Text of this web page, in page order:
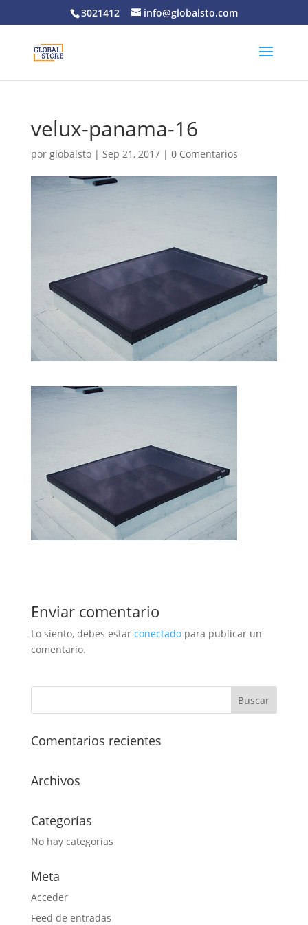
3021412 info@globalsto.com
velux-panama-16
por globalsto| Sep 21, 2017| 0 Comentarios
Enviar comentario
Lo siento, debes estar conectadopara publicar un
comentario.
Comentarios recientes
Archivos
Categorías
No hay categorías
Meta
Acceder
Feed de entradas